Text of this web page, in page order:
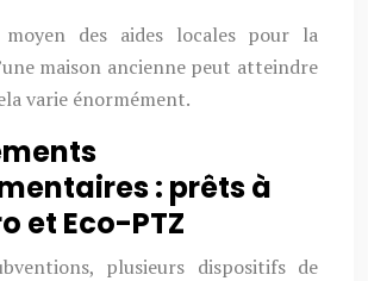
des aides locales pour la
maison ancienne peut atteindre
varie énormément.
: prêts à
et Eco-PTZ
plusieurs dispositifs de